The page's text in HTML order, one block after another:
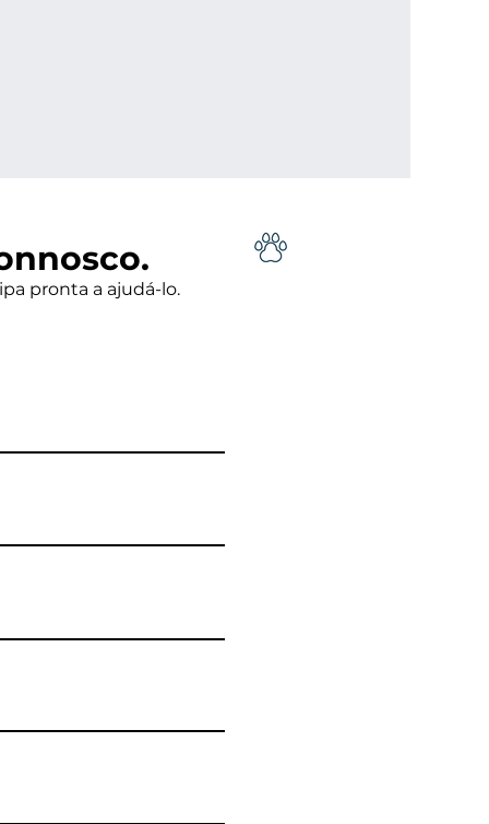
pronta a ajudá-lo.